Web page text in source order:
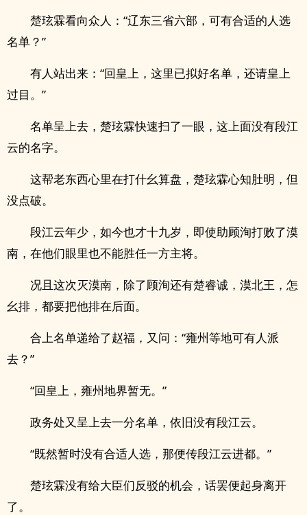
楚玹霖看向众人：“辽东三省六部，可有合适的人选
名单？”
有人站出来：“回皇上，这里已拟好名单，还请皇上
过目。”
名单呈上去，楚玹霖快速扫了一眼，这上面没有段江
云的名字。
这帮老东西心里在打什幺算盘，楚玹霖心知肚明，但
没点破。
段江云年少，如今也才十九岁，即使助顾洵打败了漠
南，在他们眼里也不能胜任一方主将。
况且这次灭漠南，除了顾洵还有楚睿诚，漠北王，怎
幺排，都要把他排在后面。
合上名单递给了赵福，又问：“雍州等地可有人派
去？”
“回皇上，雍州地界暂无。”
政务处又呈上去一分名单，依旧没有段江云。
“既然暂时没有合适人选，那便传段江云进都。”
楚玹霖没有给大臣们反驳的机会，话罢便起身离开
了。